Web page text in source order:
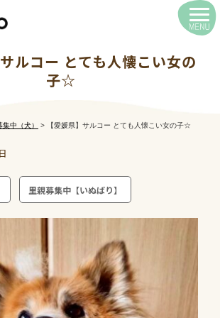
サルコー とても人懐こい女の
子☆
集中（犬） > 【愛媛県】サルコー とても人懐こい女の子☆
里親募集中【いぬばり】